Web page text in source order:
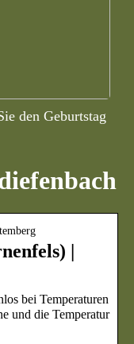
den Geburtstag
|
bei Temperaturen
und die Temperatur